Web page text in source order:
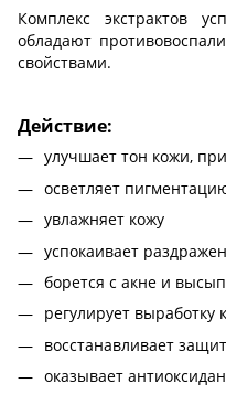
Комплекс экстрактов
обладают
свойствами.
Действие:
улучшает тон кожи,
осветляет
увлажняет кожу
успокаивает
борется с акне и
регулирует выработку
восстанавливает
оказывает